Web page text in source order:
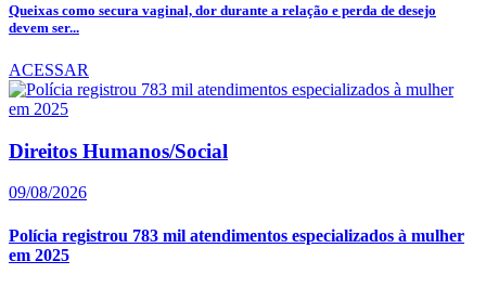
Queixas como secura vaginal, dor durante a relação e perda de desejo
devem ser...
ACESSAR
Direitos Humanos/Social
09/08/2026
Polícia registrou 783 mil atendimentos especializados à mulher
em 2025